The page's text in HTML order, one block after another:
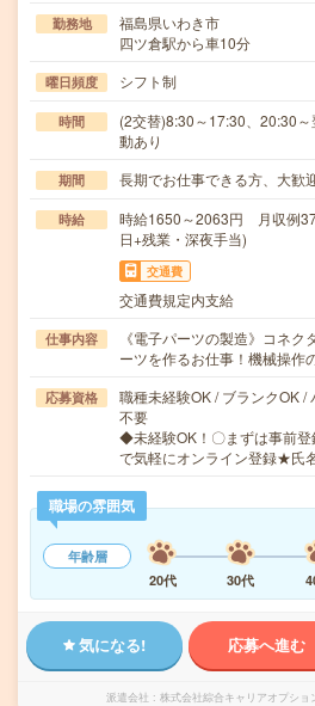
勤務地
福島県いわき市
四ツ倉駅から車10分
曜日頻度 シフト制
時間
(2交替)8:30～17:30、20:30
動あり
期間 長期でお仕事できる方、大歓
時給
時給1650～2063円 月収例
日+残業・深夜手当)
交通費
交通費規定内支給
仕事内容
《電子パーツの製造》コネ
ーツを作るお仕事！機械操
応募資格
職種未経験OK / ブランクOK /
不要
◆未経験OK！〇まずは事前
で気軽にオンライン登録★氏
職場の雰囲気
年齢層
20代
30代
気になる! 応募へ進む
派遣会社 株式会社綜合キャリアオプシ